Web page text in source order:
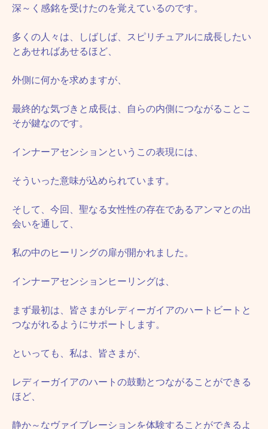
深～く感銘を受けたのを覚えているのです。
多くの人々は、しばしば、スピリチュアルに成長したい
とあせればあせるほど、
外側に何かを求めますが、
最終的な気づきと成長は、自らの内側につながることこ
そが鍵なのです。
インナーアセンションというこの表現には、
そういった意味が込められています。
そして、今回、聖なる女性性の存在であるアンマとの出
会いを通して、
私の中のヒーリングの扉が開かれました。
インナーアセンションヒーリングは、
まず最初は、皆さまがレディーガイアのハートビートと
つながれるようにサポートします。
といっても、私は、皆さまが、
レディーガイアのハートの鼓動とつながることができる
ほど、
静か～なヴァイブレーションを体験することができるよ